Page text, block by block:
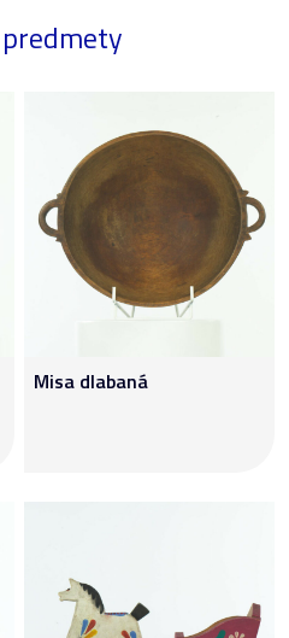
Misa dlabaná